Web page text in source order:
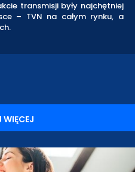
transmisji były najchętniej
– TVN na całym rynku, a
WIĘCEJ